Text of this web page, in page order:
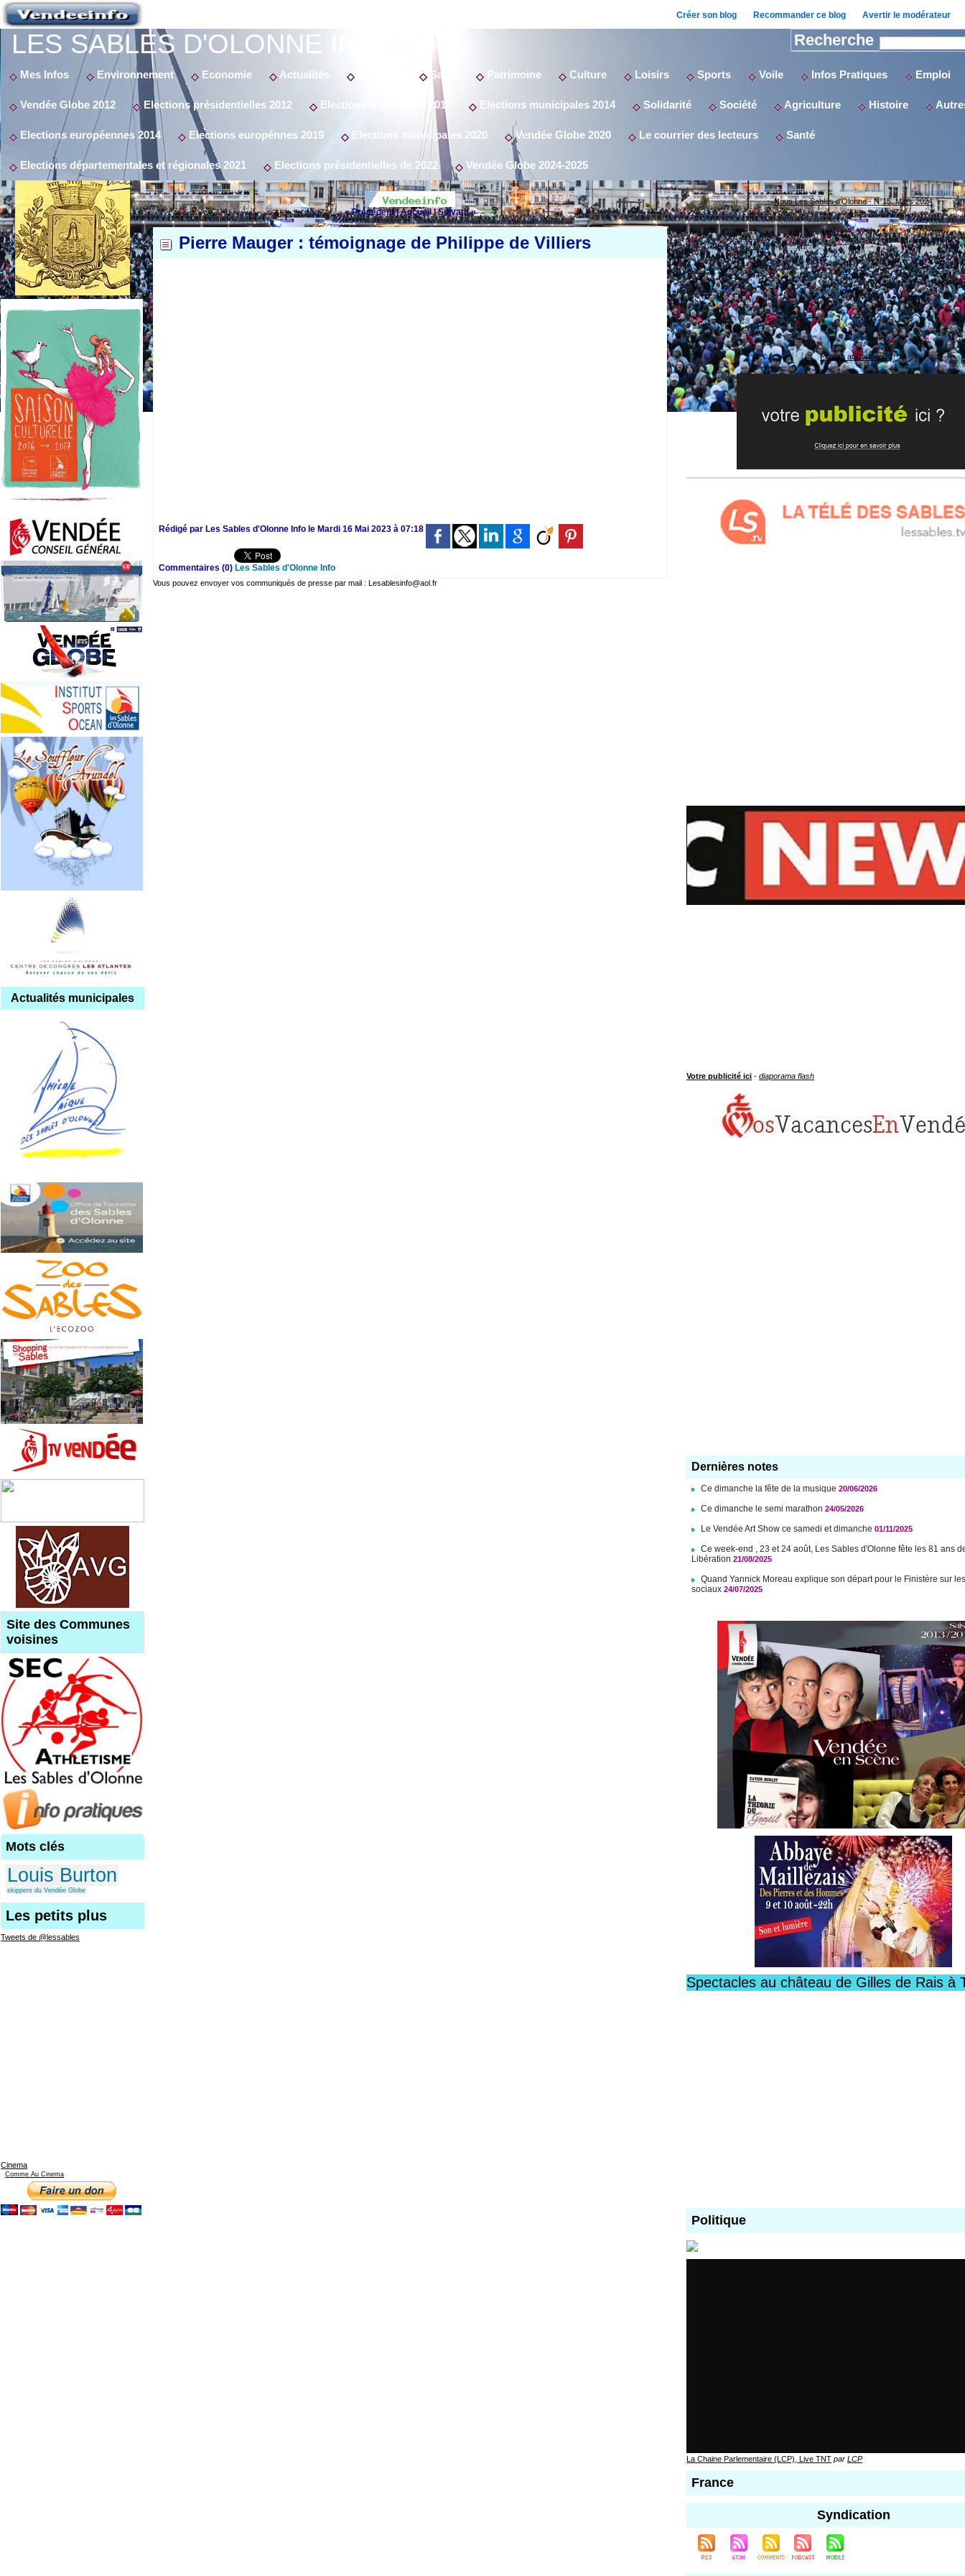
Créer son blog Recommander ce blog Avertir le modérateur
LES SABLES D'OLONNE INFO Recherche
Mes Infos Environnement Economie Actualités Santé Patrimoine Culture Loisirs Sports Voile Infos Pratiques Emploi
Vendée Globe 2012 Elections présidentielles 2012 Elections législatives 2012 Elections municipales 2014 Solidarité Société Agriculture Histoire
Elections européennes 2014 Elections europénnes 2019 Elections municipales 2020 Vendée Globe 2020 Le courrier des lecteurs Santé
Elections départementales et régionales 2021 Elections présidentielles de 2022 Vendée Globe 2024-2025
Actualités municipales
Site des Communes
voisines
Mots clés
Louis Burton
skippers du Vendée Globe
Les petits plus
Tweets de @lessables
Cinema
Comme Au Cinema
« Précédent |Accueil |Suivant »
Pierre Mauger : témoignage de Philippe de Villiers
Rédigé par Les Sables d'Olonne Info le Mardi 16 Mai 2023 à 07:18
Commentaires (0) Les Sables d'Olonne Info
Vous pouvez envoyer vos communiqués de presse par mail : Lesablesinfo@aol.fr
Nous Les Sables d'Olonne - N°15, Mars 2024
Publish at Calameo
Votre publicité ici -diaporama flash
Dernières notes
Ce dimanche la fête de la musique 20/06/2026
Ce dimanche le semi marathon24/05/2026
Le Vendée Art Show ce samedi et dimanche 01/11/2025
Ce week-end , 23 et 24 août, Les Sables d'Olonne fête les 81 ans
Libération21/08/2025
Quand Yannick Moreau explique son départ pour le Finistère sur
sociaux 24/07/2025
Spectacles au château de Gilles de Rais à
Politique
La Chaine Parlementaire (LCP), Live TNT parLCP
France
Syndication